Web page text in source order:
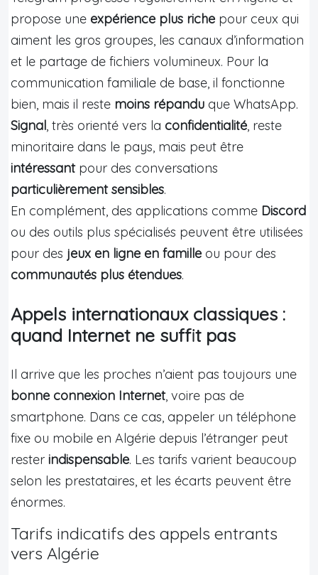
propose une expérience plus riche pour ceux qui
aiment les gros groupes, les canaux d’information
et le partage de fichiers volumineux. Pour la
communication familiale de base, il fonctionne
bien, mais il reste moins répandu que WhatsApp.
Signal, très orienté vers la confidentialité, reste
minoritaire dans le pays, mais peut être
intéressantpour des conversations
particulièrement sensibles.
En complément, des applications comme Discord
ou des outils plus spécialisés peuvent être utilisées
pour des jeux en ligne en famille ou pour des
communautés plus étendues.
Appels internationaux classiques :
quand Internet ne suffit pas
Il arrive que les proches n’aient pas toujours une
bonne connexion Internet, voire pas de
smartphone. Dans ce cas, appeler un téléphone
fixe ou mobile en Algérie depuis l’étranger peut
rester indispensable. Les tarifs varient beaucoup
selon les prestataires, et les écarts peuvent être
énormes.
Tarifs indicatifs des appels entrants
vers Algérie